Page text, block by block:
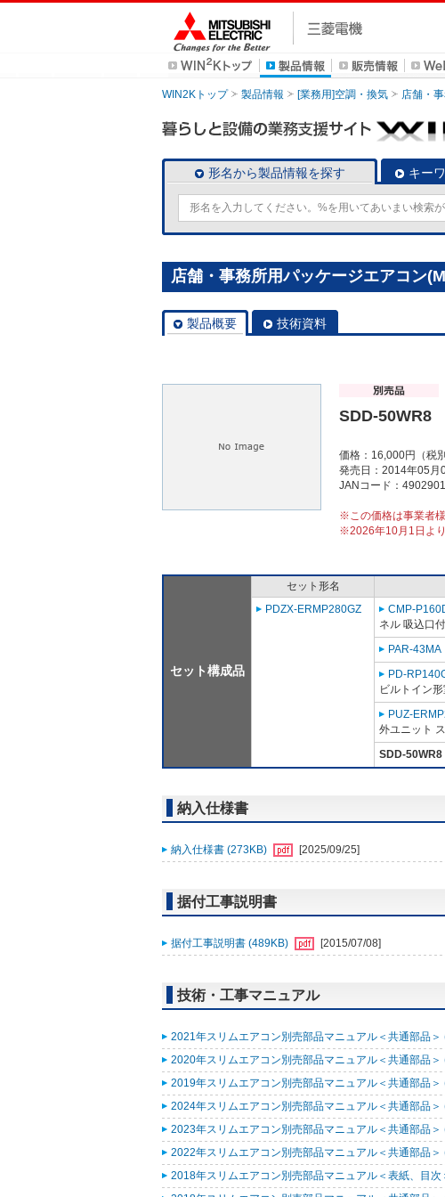
WIN2Kトップ 製品情報 [業務用]空調・換気 店舗・
形名から製品情報を探す キー
店舗・事務所用パッケージエアコン
製品概要 技術資料
SDD-50WR8
価格：16,000円（税別
発売日：2014年05月
JANコード：
※この価格は事業者
※2026年10月1日より
セット構成品
セット形名
PDZX-ERMP280GZ
CMP-
ネル 吸込口
PAR-43MA
PD-
ビルトイン形
PUZ-
外ユニット
SDD-50WR8
納入仕様書
納入仕様書 (273KB) [2025/09/25]
据付工事説明書
据付工事説明書 (489KB) [2015/07/08]
技術・工事マニュアル
2021年スリムエアコン別売部品マニュアル＜共通部品＞
2020年スリムエアコン別売部品マニュアル＜共通部品＞
2019年スリムエアコン別売部品マニュアル＜共通部品＞
2024年スリムエアコン別売部品マニュアル＜共通部品＞
2023年スリムエアコン別売部品マニュアル＜共通部品＞
2022年スリムエアコン別売部品マニュアル＜共通部品＞
2018年スリムエアコン別売部品マニュアル＜表紙、目次